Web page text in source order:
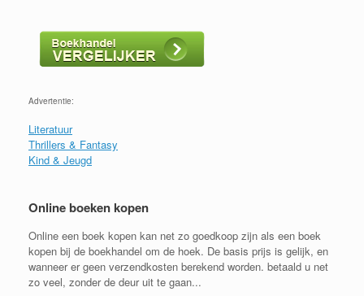
Advertentie:
Literatuur
Thrillers & Fantasy
Kind & Jeugd
Online boeken kopen
Online een boek kopen kan net zo goedkoop zijn als een boek
kopen bij de boekhandel om de hoek. De basis prijs is gelijk, en
wanneer er geen verzendkosten berekend worden. betaald u net
zo veel, zonder de deur uit te gaan...